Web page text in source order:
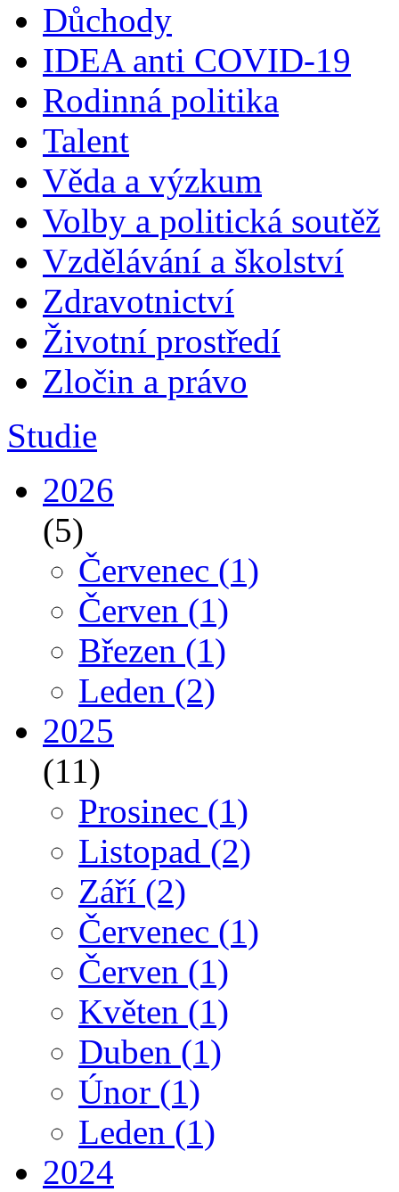
Důchody
IDEA anti COVID-19
Rodinná politika
Talent
Věda a výzkum
Volby a politická soutěž
Vzdělávání a školství
Zdravotnictví
Životní prostředí
Zločin a právo
Studie
2026
(5)
Červenec (1)
Červen (1)
Březen (1)
Leden (2)
2025
(11)
Prosinec (1)
Listopad (2)
Září (2)
Červenec (1)
Červen (1)
Květen (1)
Duben (1)
Únor (1)
Leden (1)
2024